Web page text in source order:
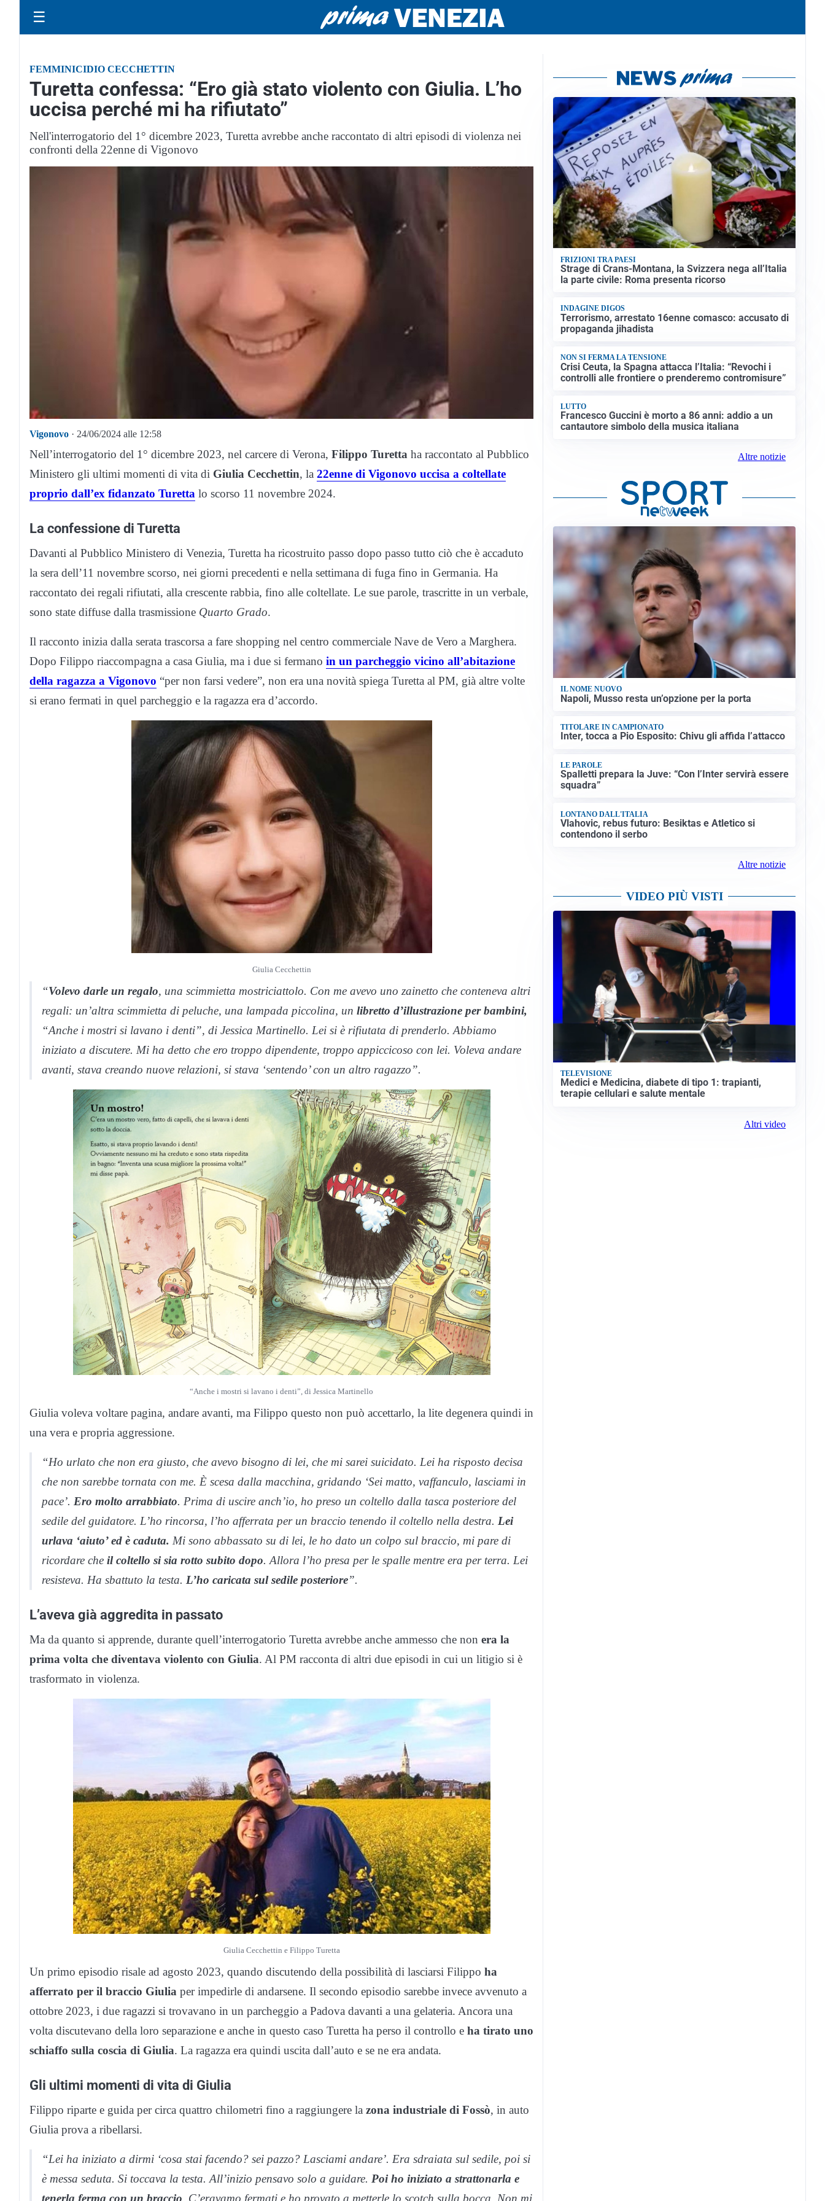
☰
FEMMINICIDIO CECCHETTIN
Turetta confessa: “Ero già stato violento con Giulia. L’ho
uccisa perché mi ha rifiutato”
Nell'interrogatorio del 1° dicembre 2023, Turetta avrebbe anche raccontato di altri episodi di violenza nei
confronti della 22enne di Vigonovo
Vigonovo · 24/06/2024 alle 12:58
Nell’interrogatorio del 1° dicembre 2023, nel carcere di Verona, Filippo Turetta ha raccontato al Pubblico
Ministero gli ultimi momenti di vita di Giulia Cecchettin, la 22enne di Vigonovo uccisa a coltellate
proprio dall’ex fidanzato Turetta lo scorso 11 novembre 2024.
La confessione di Turetta
Davanti al Pubblico Ministero di Venezia, Turetta ha ricostruito passo dopo passo tutto ciò che è accaduto
la sera dell’11 novembre scorso, nei giorni precedenti e nella settimana di fuga fino in Germania. Ha
raccontato dei regali rifiutati, alla crescente rabbia, fino alle coltellate. Le sue parole, trascritte in un verbale,
sono state diffuse dalla trasmissione Quarto Grado.
Il racconto inizia dalla serata trascorsa a fare shopping nel centro commerciale Nave de Vero a Marghera.
Dopo Filippo riaccompagna a casa Giulia, ma i due si fermano in un parcheggio vicino all’abitazione
della ragazza a Vigonovo “per non farsi vedere”, non era una novità spiega Turetta al PM, già altre volte
si erano fermati in quel parcheggio e la ragazza era d’accordo.
Giulia Cecchettin
“Volevo darle un regalo, una scimmietta mostriciattolo. Con me avevo uno zainetto che conteneva altri
regali: un’altra scimmietta di peluche, una lampada piccolina, un libretto d’illustrazione per bambini,
“Anche i mostri si lavano i denti”, di Jessica Martinello. Lei si è rifiutata di prenderlo. Abbiamo
iniziato a discutere. Mi ha detto che ero troppo dipendente, troppo appiccicoso con lei. Voleva andare
avanti, stava creando nuove relazioni, si stava ‘sentendo’ con un altro ragazzo”.
“Anche i mostri si lavano i denti”, di Jessica Martinello
Giulia voleva voltare pagina, andare avanti, ma Filippo questo non può accettarlo, la lite degenera quindi in
una vera e propria aggressione.
“Ho urlato che non era giusto, che avevo bisogno di lei, che mi sarei suicidato. Lei ha risposto decisa
che non sarebbe tornata con me. È scesa dalla macchina, gridando ‘Sei matto, vaffanculo, lasciami in
pace’. Ero molto arrabbiato. Prima di uscire anch’io, ho preso un coltello dalla tasca posteriore del
sedile del guidatore. L’ho rincorsa, l’ho afferrata per un braccio tenendo il coltello nella destra. Lei
urlava ‘aiuto’ ed è caduta. Mi sono abbassato su di lei, le ho dato un colpo sul braccio, mi pare di
ricordare che il coltello si sia rotto subito dopo. Allora l’ho presa per le spalle mentre era per terra. Lei
resisteva. Ha sbattuto la testa. L’ho caricata sul sedile posteriore”.
L’aveva già aggredita in passato
Ma da quanto si apprende, durante quell’interrogatorio Turetta avrebbe anche ammesso che non era la
prima volta che diventava violento con Giulia. Al PM racconta di altri due episodi in cui un litigio si è
trasformato in violenza.
Giulia Cecchettin e Filippo Turetta
Un primo episodio risale ad agosto 2023, quando discutendo della possibilità di lasciarsi Filippo ha
afferrato per il braccio Giulia per impedirle di andarsene. Il secondo episodio sarebbe invece avvenuto a
ottobre 2023, i due ragazzi si trovavano in un parcheggio a Padova davanti a una gelateria. Ancora una
volta discutevano della loro separazione e anche in questo caso Turetta ha perso il controllo e ha tirato uno
schiaffo sulla coscia di Giulia. La ragazza era quindi uscita dall’auto e se ne era andata.
Gli ultimi momenti di vita di Giulia
Filippo riparte e guida per circa quattro chilometri fino a raggiungere la zona industriale di Fossò, in auto
Giulia prova a ribellarsi.
“Lei ha iniziato a dirmi ‘cosa stai facendo? sei pazzo? Lasciami andare’. Era sdraiata sul sedile, poi si
è messa seduta. Si toccava la testa. All’inizio pensavo solo a guidare. Poi ho iniziato a strattonarla e
tenerla ferma con un braccio . C’eravamo fermati e ho provato a metterle lo scotch sulla bocca. Non mi
FRIZIONI TRA PAESI
Strage di Crans-Montana, la Svizzera nega all’Italia
la parte civile: Roma presenta ricorso
INDAGINE DIGOS
Terrorismo, arrestato 16enne comasco: accusato di
propaganda jihadista
NON SI FERMA LA TENSIONE
Crisi Ceuta, la Spagna attacca l’Italia: “Revochi i
controlli alle frontiere o prenderemo contromisure”
LUTTO
Francesco Guccini è morto a 86 anni: addio a un
cantautore simbolo della musica italiana
Altre notizie
IL NOME NUOVO
Napoli, Musso resta un’opzione per la porta
TITOLARE IN CAMPIONATO
Inter, tocca a Pio Esposito: Chivu gli affida l’attacco
LE PAROLE
Spalletti prepara la Juve: “Con l’Inter servirà essere
squadra”
LONTANO DALL'ITALIA
Vlahovic, rebus futuro: Besiktas e Atletico si
contendono il serbo
Altre notizie
VIDEO PIÙ VISTI
TELEVISIONE
Medici e Medicina, diabete di tipo 1: trapianti,
terapie cellulari e salute mentale
Altri video